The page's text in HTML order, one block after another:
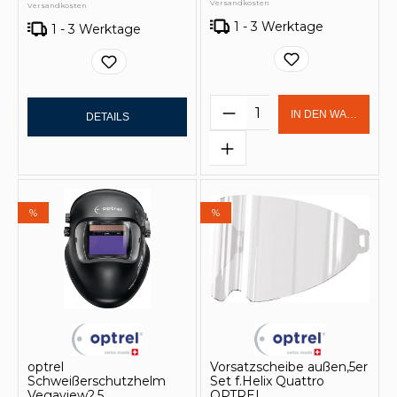
Versandkosten
1 - 3 Werktage
DETAILS
Versandkosten
1 - 3 Werktage
Produkt Anzahl:
IN DEN
%
optrel
Schweißerschutzhelm
%
Vorsatzscheibe außen,5er
Set f.Helix Quattro